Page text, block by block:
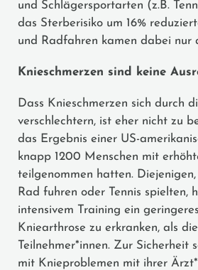
und Schlägersportarten (z.B.
das Sterberisiko um 16%
und Radfahren kamen dabei nur
Knieschmerzen sind keine
Dass Knieschmerzen sich durch
verschlechtern, ist eher nicht zu
das Ergebnis einer US-
knapp 1200 Menschen mit
teilgenommen hatten.
Rad fuhren oder Tennis spielten,
intensivem Training ein
Kniearthrose zu erkranken, als
Teilnehmer*innen. Zur Sicherheit
mit Knieproblemen mit ihrer